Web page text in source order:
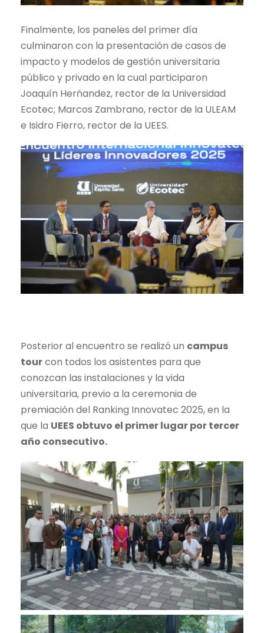
Finalmente, los paneles del primer día
culminaron con la presentación de casos de
impacto y modelos de gestión universitaria
público y privado en la cual participaron
Joaquín Herńandez, rector de la Universidad
Ecotec; Marcos Zambrano, rector de la ULEAM
e Isidro Fierro, rector de la UEES.
Posterior al encuentro se realizó un campus
tourcon todos los asistentes para que
conozcan las instalaciones y la vida
universitaria, previo a la ceremonia de
premiación del Ranking Innovatec 2025, en la
que la UEES obtuvo el primer lugar por tercer
año consecutivo.